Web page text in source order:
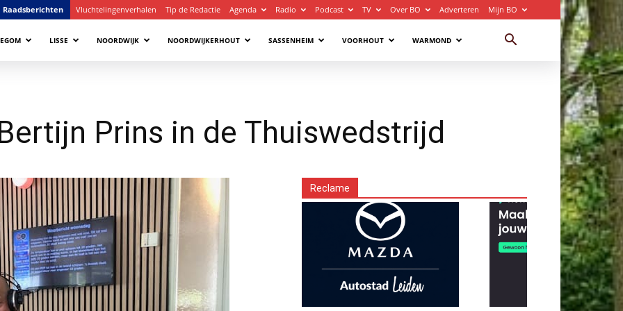
Raadsberichten Vluchtelingenverhalen Tip de Redactie Agenda Radio Podcast TV Over BO Adverteren Mijn BO
LISSE NOORDWIJK NOORDWIJKERHOUT SASSENHEIM VOORHOUT WARMOND
Prins in de Thuiswedstrijd
Reclame